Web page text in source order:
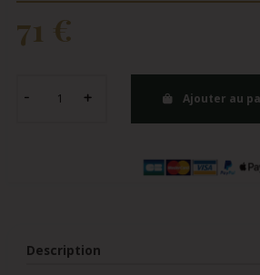
71 €
Ajouter au
Description